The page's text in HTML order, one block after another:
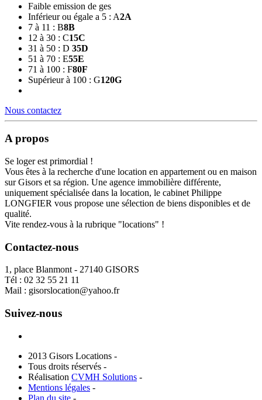
Faible emission de ges
Inférieur ou égale a 5 : A2A
7 à 11 : B8B
12 à 30 : C15C
31 à 50 : D 35D
51 à 70 : E55E
71 à 100 : F80F
Supérieur à 100 : G120G
Nous contactez
A propos
Se loger est primordial !
Vous êtes à la recherche d'une location en appartement ou en maison
sur Gisors et sa région. Une agence immobilière différente,
uniquement spécialisée dans la location, le cabinet Philippe
LONGFIER vous propose une sélection de biens disponibles et de
qualité.
Vite rendez-vous à la rubrique "locations" !
Contactez-nous
1, place Blanmont - 27140 GISORS
Tél : 02 32 55 21 11
Mail : gisorslocation@yahoo.fr
Suivez-nous
2013 Gisors Locations -
Tous droits réservés -
Réalisation CVMH Solutions -
Mentions légales -
Plan du site -